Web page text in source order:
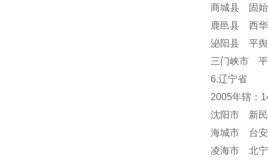
商城县 固
鹿邑县 西
泌阳县 平
三门峡市
6.辽宁省
2005年辖：
沈阳市 新
海城市 台
凌海市 北